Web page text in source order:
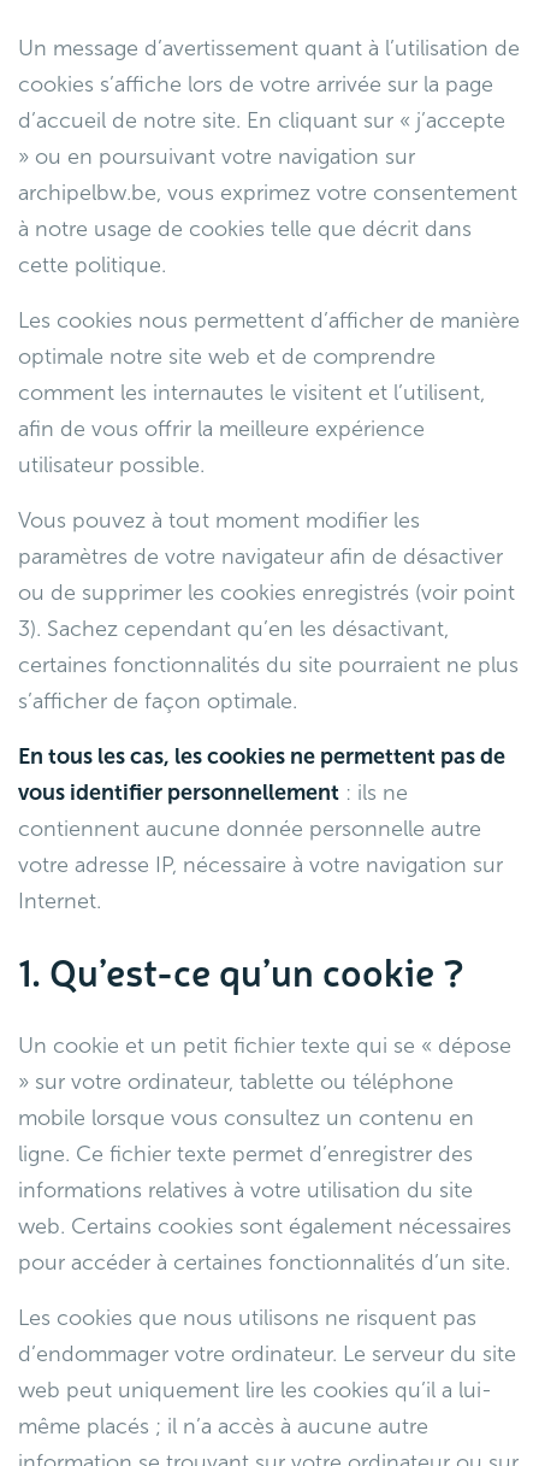
Un message d’avertissement quant à l’utilisation de
cookies s’affiche lors de votre arrivée sur la page
d’accueil de notre site. En cliquant sur « j’accepte
» ou en poursuivant votre navigation sur
archipelbw.be, vous exprimez votre consentement
à notre usage de cookies telle que décrit dans
cette politique.
Les cookies nous permettent d’afficher de manière
optimale notre site web et de comprendre
comment les internautes le visitent et l’utilisent,
afin de vous offrir la meilleure expérience
utilisateur possible.
Vous pouvez à tout moment modifier les
paramètres de votre navigateur afin de désactiver
ou de supprimer les cookies enregistrés (voir point
3). Sachez cependant qu’en les désactivant,
certaines fonctionnalités du site pourraient ne plus
s’afficher de façon optimale.
En tous les cas, les cookies ne permettent pas de
vous identifier personnellement : ils ne
contiennent aucune donnée personnelle autre
votre adresse IP, nécessaire à votre navigation sur
Internet.
1. Qu’est-ce qu’un cookie ?
Un cookie et un petit fichier texte qui se « dépose
» sur votre ordinateur, tablette ou téléphone
mobile lorsque vous consultez un contenu en
ligne. Ce fichier texte permet d’enregistrer des
informations relatives à votre utilisation du site
web. Certains cookies sont également nécessaires
pour accéder à certaines fonctionnalités d’un site.
Les cookies que nous utilisons ne risquent pas
d’endommager votre ordinateur. Le serveur du site
web peut uniquement lire les cookies qu’il a lui-
même placés ; il n’a accès à aucune autre